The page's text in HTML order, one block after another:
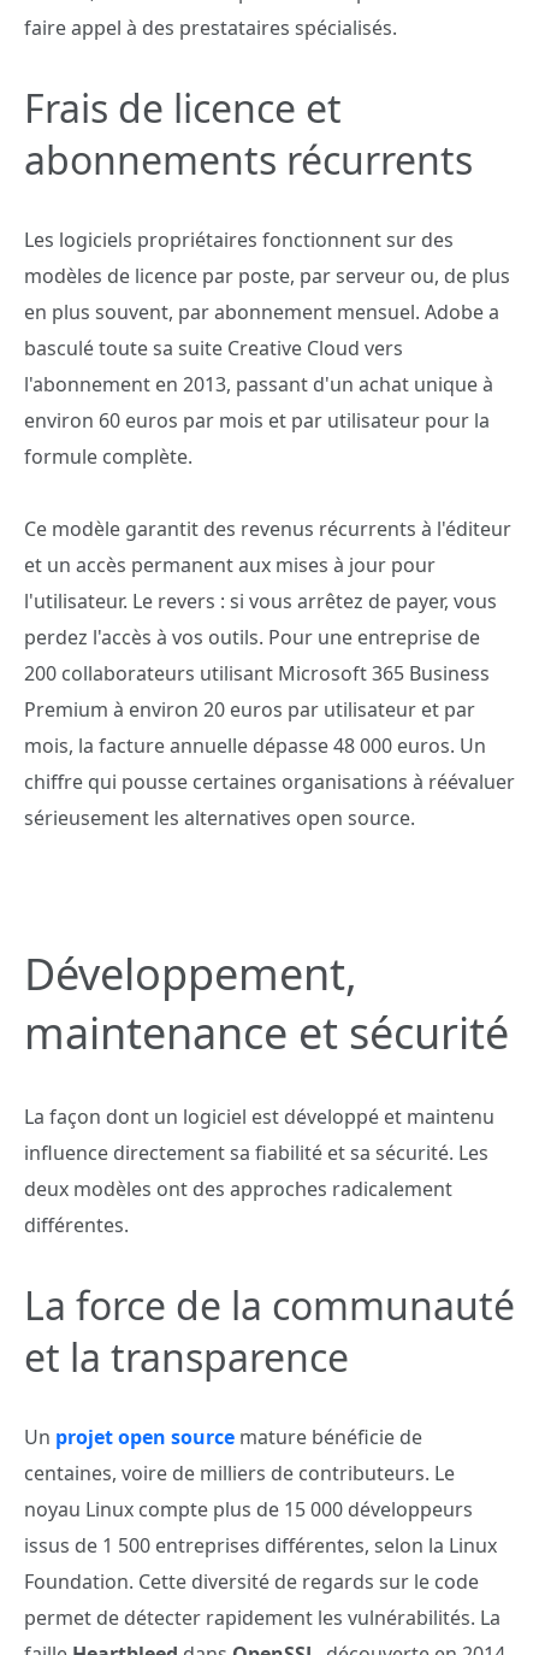
faire appel à des prestataires spécialisés.
Frais de licence et
abonnements récurrents
Les logiciels propriétaires fonctionnent sur des
modèles de licence par poste, par serveur ou, de plus
en plus souvent, par abonnement mensuel. Adobe a
basculé toute sa suite Creative Cloud vers
l'abonnement en 2013, passant d'un achat unique à
environ 60 euros par mois et par utilisateur pour la
formule complète.
Ce modèle garantit des revenus récurrents à l'éditeur
et un accès permanent aux mises à jour pour
l'utilisateur. Le revers : si vous arrêtez de payer, vous
perdez l'accès à vos outils. Pour une entreprise de
200 collaborateurs utilisant Microsoft 365 Business
Premium à environ 20 euros par utilisateur et par
mois, la facture annuelle dépasse 48 000 euros. Un
chiffre qui pousse certaines organisations à réévaluer
sérieusement les alternatives open source.
Développement,
maintenance et sécurité
La façon dont un logiciel est développé et maintenu
influence directement sa fiabilité et sa sécurité. Les
deux modèles ont des approches radicalement
différentes.
La force de la communauté
et la transparence
Un projet open source mature bénéficie de
centaines, voire de milliers de contributeurs. Le
noyau Linux compte plus de 15 000 développeurs
issus de 1 500 entreprises différentes, selon la Linux
Foundation. Cette diversité de regards sur le code
permet de détecter rapidement les vulnérabilités. La